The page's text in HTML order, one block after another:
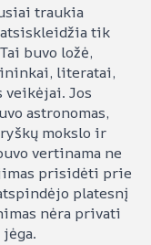
traukia
atsiskleidžia tik
buvo ložė,
literatai,
Jos
astronomas,
mokslo ir
vertinama ne
prisidėti prie
platesnį
nėra privati